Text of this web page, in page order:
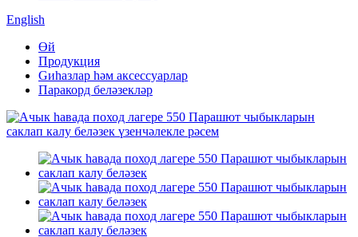
English
Өй
Продукция
Gиһазлар һәм аксессуарлар
Паракорд беләзекләр